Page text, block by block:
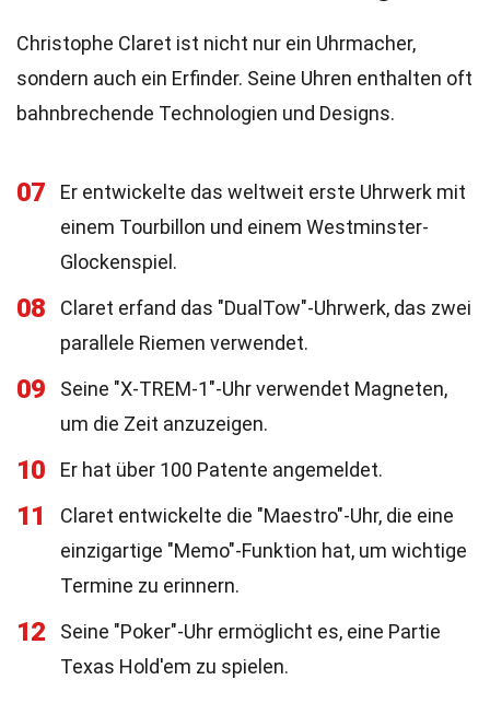
Christophe Claret ist nicht nur ein Uhrmacher,
sondern auch ein Erfinder. Seine Uhren enthalten oft
bahnbrechende Technologien und Designs.
07
Er entwickelte das weltweit erste Uhrwerk mit
einem Tourbillon und einem Westminster-
Glockenspiel.
08
Claret erfand das "DualTow"-Uhrwerk, das zwei
parallele Riemen verwendet.
09
Seine "X-TREM-1"-Uhr verwendet Magneten,
um die Zeit anzuzeigen.
10 Er hat über 100 Patente angemeldet.
11
Claret entwickelte die "Maestro"-Uhr, die eine
einzigartige "Memo"-Funktion hat, um wichtige
Termine zu erinnern.
12
Seine "Poker"-Uhr ermöglicht es, eine Partie
Texas Hold'em zu spielen.